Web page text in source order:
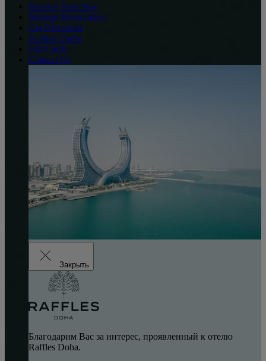
Reserve Your Stay
Manage Reservation
Get Directions
Explore Doha
Gift Cards
Contact Us
Закрыть
Благодарим Вас за интерес, проявленный к отелю
Raffles Doha.